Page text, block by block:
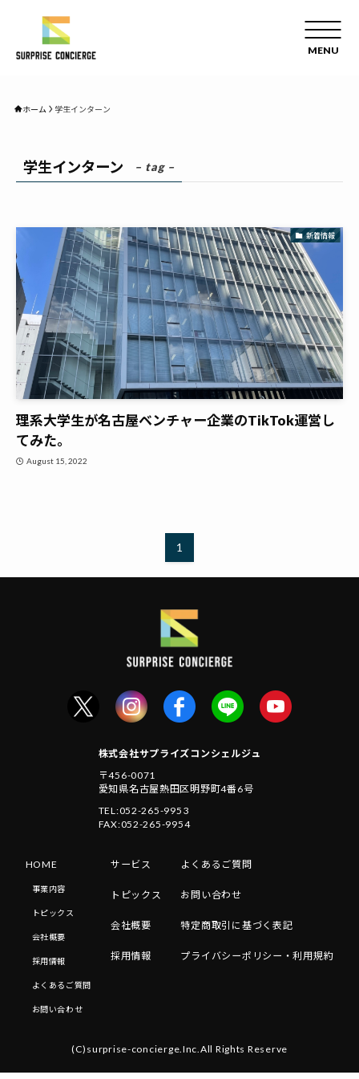
ホーム 学生インターン
学生インターン – tag –
新着情報
理系大学生が名古屋ベンチャー企業のTikTok運営し
てみた。
August 15, 2022
1
株式会社サプライズコンシェルジュ
〒456-0071
愛知県名古屋熱田区明野町4番6号
TEL:052-265-9953
FAX:052-265-9954
HOME
事業内容
トピックス
会社概要
採用情報
よくあるご質問
お問い合わせ
サービス
トピックス
会社概要
採用情報
よくあるご質問
お問い合わせ
特定商取引に基づく表記
プライバシーポリシー・利用規約
(C)surprise-concierge.Inc.All Rights Reserve